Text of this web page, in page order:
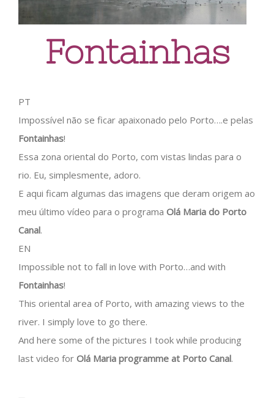
Fontainhas
PT
Impossível não se ficar apaixonado pelo Porto….e pelas
Fontainhas!
Essa zona oriental do Porto, com vistas lindas para o
rio. Eu, simplesmente, adoro.
E aqui ficam algumas das imagens que deram origem ao
meu último vídeo para o programa Olá Maria do Porto
Canal.
EN
Impossible not to fall in love with Porto…and with
Fontainhas!
This oriental area of Porto, with amazing views to the
river. I simply love to go there.
And here some of the pictures I took while producing
last video for Olá Maria programme at Porto Canal.